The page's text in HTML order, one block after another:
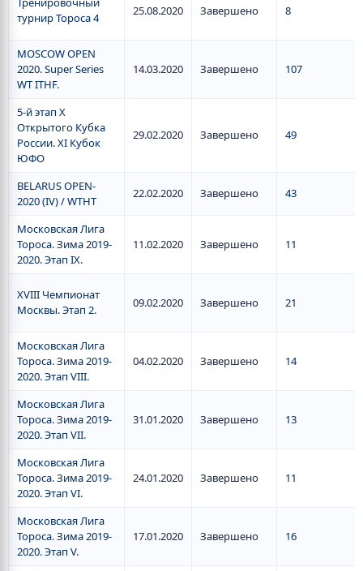
турнир Тороса 4
25.08.2020 Завершено 8
MOSCOW OPEN
2020. Super Series
WT ITHF.
14.03.2020 Завершено 107
5-й этап X
Открытого Кубка
России. XI Кубок
ЮФО
29.02.2020 Завершено 49
BELARUS OPEN-
2020 (IV) / WTHT
22.02.2020 Завершено 43
Московская Лига
Тороса. Зима 2019-
2020. Этап IX.
11.02.2020 Завершено 11
XVIII Чемпионат
Москвы. Этап 2.
09.02.2020 Завершено 21
Московская Лига
Тороса. Зима 2019-
2020. Этап VIII.
04.02.2020 Завершено 14
Московская Лига
Тороса. Зима 2019-
2020. Этап VII.
31.01.2020 Завершено 13
Московская Лига
Тороса. Зима 2019-
2020. Этап VI.
24.01.2020 Завершено 11
Московская Лига
Тороса. Зима 2019-
2020. Этап V.
17.01.2020 Завершено 16